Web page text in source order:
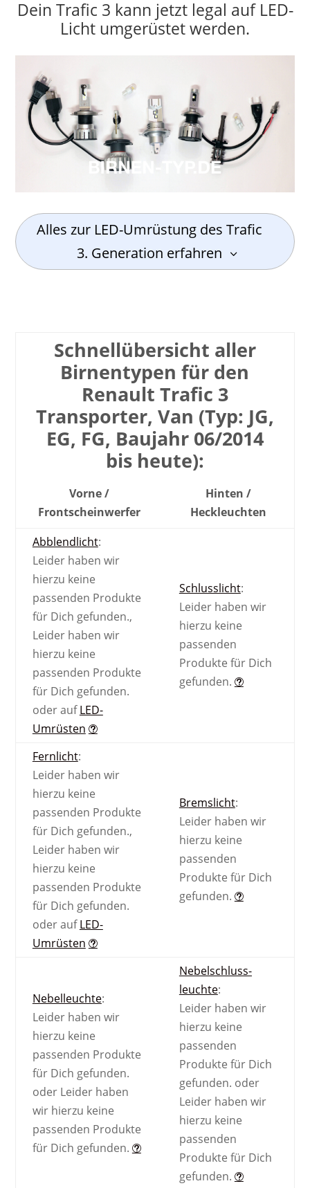
Dein Trafic 3 kann jetzt legal auf LED-
Licht umgerüstet werden.
Alles zur LED-Umrüstung des Trafic
3. Generation erfahren
Schnell­übersicht aller
Birnen­typen für den
Renault Trafic 3
Transporter, Van (Typ: JG,
EG, FG, Baujahr 06/2014
bis heute):
Vorne /
Front­scheinwerfer
Hinten /
Heck­leuchten
Abblendlicht:
Leider haben wir
hierzu keine
passenden Produkte
für Dich gefunden.,
Leider haben wir
hierzu keine
passenden Produkte
für Dich gefunden.
oder aufLED-
Umrüsten
Schlusslicht:
Leider haben wir
hierzu keine
passenden
Produkte für Dich
gefunden.
Fernlicht:
Leider haben wir
hierzu keine
passenden Produkte
für Dich gefunden.,
Leider haben wir
hierzu keine
passenden Produkte
für Dich gefunden.
oder aufLED-
Umrüsten
Bremslicht:
Leider haben wir
hierzu keine
passenden
Produkte für Dich
gefunden.
Nebel­leuchte:
Leider haben wir
hierzu keine
passenden Produkte
für Dich gefunden.
oder Leider haben
wir hierzu keine
passenden Produkte
für Dich gefunden.
Nebel­schluss­
leuchte:
Leider haben wir
hierzu keine
passenden
Produkte für Dich
gefunden. oder
Leider haben wir
hierzu keine
passenden
Produkte für Dich
gefunden.